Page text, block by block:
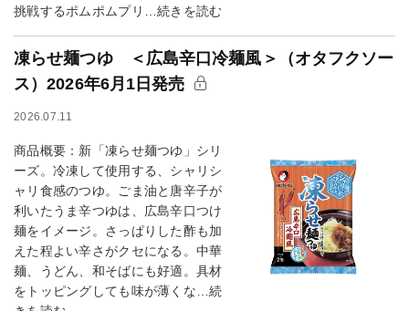
挑戦するポムポムプリ…続きを読む
凍らせ麺つゆ ＜広島辛口冷麺風＞（オタフクソー
ス）2026年6月1日発売
2026.07.11
商品概要：新「凍らせ麺つゆ」シリ
ーズ。冷凍して使用する、シャリシ
ャリ食感のつゆ。ごま油と唐辛子が
利いたうま辛つゆは、広島辛口つけ
麺をイメージ。さっぱりした酢も加
えた程よい辛さがクセになる。中華
麺、うどん、和そばにも好適。具材
をトッピングしても味が薄くな…続